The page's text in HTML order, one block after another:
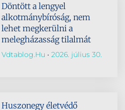
Döntött a lengyel
alkotmánybíróság, nem
lehet megkerülni a
melegházasság tilalmát
Vdtablog.hu 2026. július 30.
Huszonegy életvédő